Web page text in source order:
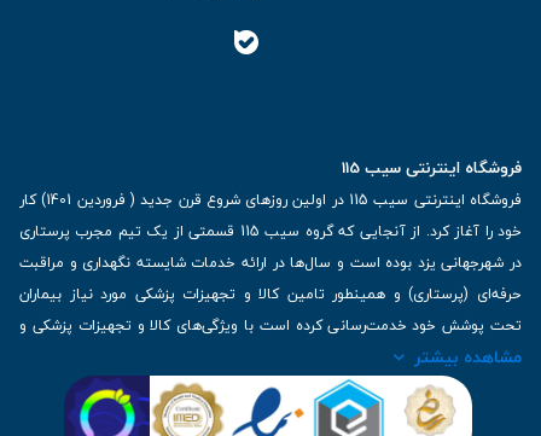
فروشگاه اینترنتی سیب 115
فروشگاه اینترنتی سیب 115 در اولین روزهای شروع قرن جدید ( فروردین 1401) کار
خود را آغاز کرد. از آنجایی که گروه سیب 115 قسمتی از یک تیم مجرب پرستاری
در شهرجهانی یزد بوده است و سال‌ها در ارائه خدمات شایسته نگهداری و مراقبت
حرفه‌ای (پرستاری) و همینطور تامین کالا و تجهیزات پزشکی مورد نیاز بیماران
تحت پوشش خود خدمت‌رسانی کرده است با ویژگی‌های کالا و تجهیزات پزشکی و
برترین برندهای موجود در بازار اطلاعات بسیار ارزشمندی را دارا می‌باشد
مشاهده بیشتر